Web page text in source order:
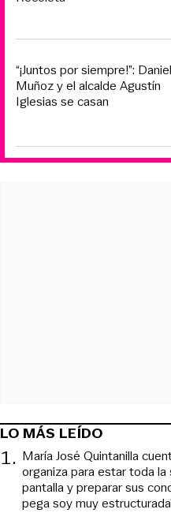
“¡Juntos por siempre!”:
Muñoz y el alcalde Agustín
Iglesias se casan
LO MÁS LEÍDO
1. María José Quintanilla
organiza para estar toda la
pantalla y preparar sus
pega soy muy